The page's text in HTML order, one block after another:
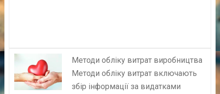
Методи обліку витрат виробництва
Методи обліку витрат включають
збір інформації за видатками